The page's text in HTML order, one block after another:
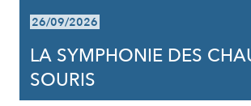
26/09/2026
LA SYMPHONIE DES
SOURIS